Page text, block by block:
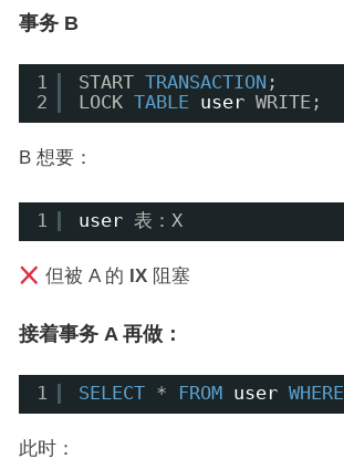
事务 B
1
2
START TRANSACTION ;
LOCK TABLE user WRITE;
B 想要：
1 user 表：X
但被 A 的 IX阻塞
接着事务 A 再做：
1 SELECT * FROM user WHERE
此时：